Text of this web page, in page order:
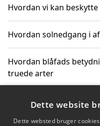
Hvordan vi kan
Hvordan solnedgang i
Hvordan blåfads
truede arter
Hvordan kan gaver til
Dette website
Dette websted bruger